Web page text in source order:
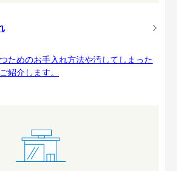
ためのお手入れ方法や汚してしまった
紹介します。